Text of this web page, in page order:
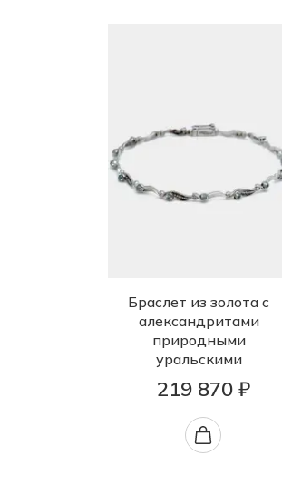
Браслет из золота с
александритами
природными
уральскими
219 870 ₽